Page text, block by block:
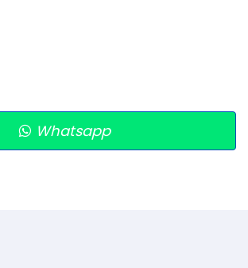
Whatsapp